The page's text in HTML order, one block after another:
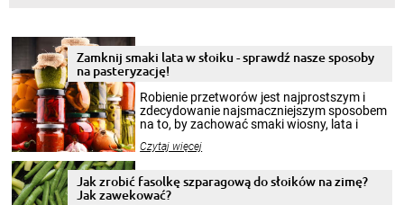
Zamknij smaki lata w słoiku - sprawdź nasze sposoby
na pasteryzację!
Robienie przetworów jest najprostszym i
zdecydowanie najsmaczniejszym sposobem
na to, by zachować smaki wiosny, lata i
krajobrazów, by cieszyć nimi oko w sezonie
pełni poczuć atmosferę cieplejszych
miesięcy. Przygotowanie słoików ze
Czytaj więcej
Jak zrobić fasolkę szparagową do słoików na zimę?
Jak zawekować?